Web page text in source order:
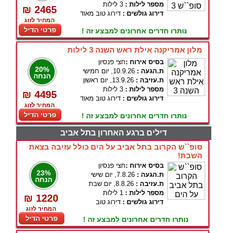
₪ 2465
המחיר לזוג
פרטי הדיל
מספר לילות : 3 לילות
דירוג גולשים : דירוג טוב מאוד
נותרו חדרים אחרונים למבצע זה !
מלון אמריקנה אילת ראש השנה 3 לילות
20%
הנחה
₪ 4495
המחיר לזוג
פרטי הדיל
בסיס אירוח :חצי פנסיון
ת.הגעה : 10.9.26, יום חמישי
ת.עזיבה : 13.9.26, יום ראשון
מספר לילות : 3 לילות
דירוג גולשים : דירוג טוב מאוד
נותרו חדרים אחרונים למבצע זה !
דילים ברגע האחרון בתל אביב
סופ``ש הקרוב בתל אביב על הים כולל עזיבה בצאת
השבת!
23%
הנחה
₪ 1220
המחיר לזוג
פרטי הדיל
בסיס אירוח :חצי פנסיון
ת.הגעה : 7.8.26, יום שישי
ת.עזיבה : 8.8.26, יום שבת
מספר לילות : 1 לילות
דירוג גולשים : דירוג טוב
נותרו חדרים אחרונים למבצע זה !